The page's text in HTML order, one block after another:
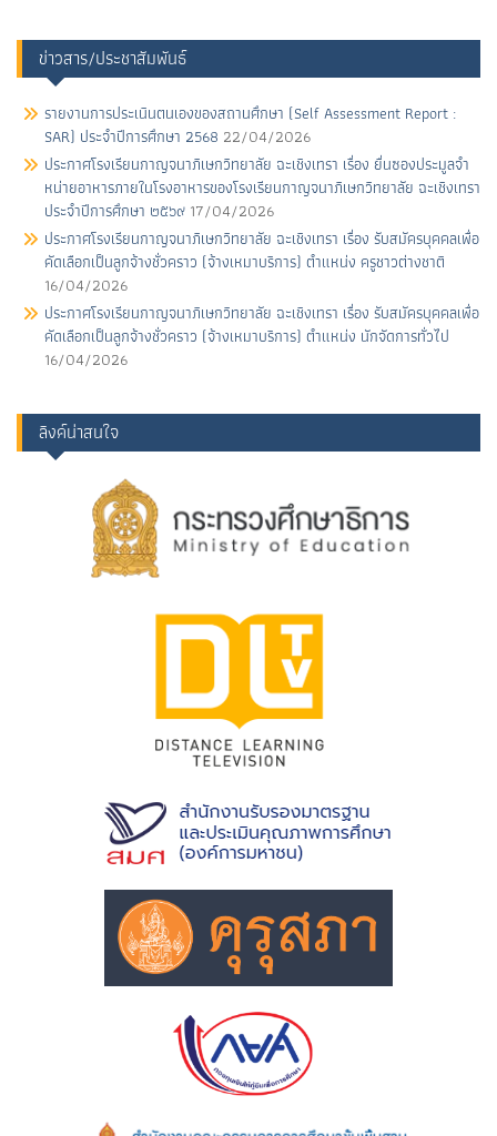
ข่าวสาร/ประชาสัมพันธ์
รายงานการประเนินตนเองของสถานศึกษา (Self Assessment Report :
SAR) ประจำปีการศึกษา 2568 22/04/2026
ประกาศโรงเรียนกาญจนาภิเษกวิทยาลัย ฉะเชิงเทรา เรื่อง ยื่นซองประมูลจํา
หน่ายอาหารภายในโรงอาหารของโรงเรียนกาญจนาภิเษกวิทยาลัย ฉะเชิงเทรา
ประจําปีการศึกษา ๒๕๖๙ 17/04/2026
ประกาศโรงเรียนกาญจนาภิเษกวิทยาลัย ฉะเชิงเทรา เรื่อง รับสมัครบุคคลเพื่อ
คัดเลือกเป็นลูกจ้างชั่วคราว (จ้างเหมาบริการ) ตําแหน่ง ครูชาวต่างชาติ
16/04/2026
ประกาศโรงเรียนกาญจนาภิเษกวิทยาลัย ฉะเชิงเทรา เรื่อง รับสมัครบุคคลเพื่อ
คัดเลือกเป็นลูกจ้างชั่วคราว (จ้างเหมาบริการ) ตําแหน่ง นักจัดการทั่วไป
16/04/2026
ลิงค์น่าสนใจ